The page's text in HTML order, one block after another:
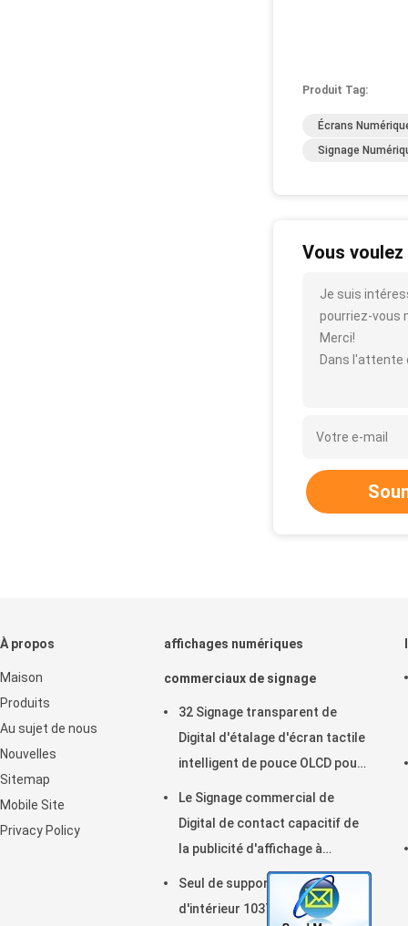
Produit Tag:
Écrans
Signage
Vous
Je suis
pourriez-vous
Merci!
Dans l'attente
À propos
Maison
Produits
Au sujet de nous
Nouvelles
Sitemap
Mobile Site
Privacy Policy
affichages numériques
commerciaux de signage
32 Signage transparent de
Digital d'étalage d'écran tactile
intelligent de pouce OLCD pour
Le Signage commercial de
Digital de contact capacitif de
la publicité d'affichage à
cristaux liquides montre 21,5
Seul de support moniteur
d'intérieur 1037U I3 I5 I7 de la